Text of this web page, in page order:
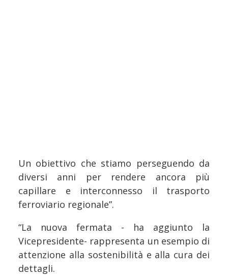
Un obiettivo che stiamo perseguendo da
diversi anni per rendere ancora più
capillare e interconnesso il trasporto
ferroviario regionale”.
“La nuova fermata - ha aggiunto la
Vicepresidente- rappresenta un esempio di
attenzione alla sostenibilità e alla cura dei
dettagli.